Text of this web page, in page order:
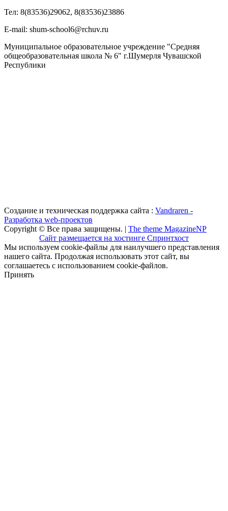
Тел: 8(83536)29062, 8(83536)23886
Е-mail: shum-school6@rchuv.ru
Муниципальное образовательное учреждение "Средняя
общеобразовательная школа № 6" г.Шумерля Чувашской
Республики
Создание и техническая поддержка сайта : Vandraren -
Разработка web-проектов
Copyright © Все права защищены. | The theme MagazineNP
Сайт размещается на хостинге Спринтхост
Мы используем cookie-файлы для наилучшего представления
нашего сайта. Продолжая использовать этот сайт, вы
соглашаетесь с использованием cookie-файлов.
Принять